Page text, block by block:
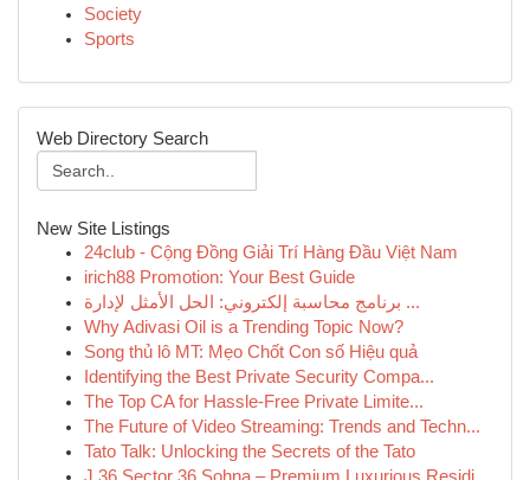
Society
Sports
Web Directory Search
New Site Listings
24club - Cộng Đồng Giải Trí Hàng Đầu Việt Nam
irich88 Promotion: Your Best Guide
برنامج محاسبة إلكتروني: الحل الأمثل لإدارة ...
Why Adivasi Oil is a Trending Topic Now?
Song thủ lô MT: Mẹo Chốt Con số Hiệu quả
Identifying the Best Private Security Compa...
The Top CA for Hassle-Free Private Limite...
The Future of Video Streaming: Trends and Techn...
Tato Talk: Unlocking the Secrets of the Tato